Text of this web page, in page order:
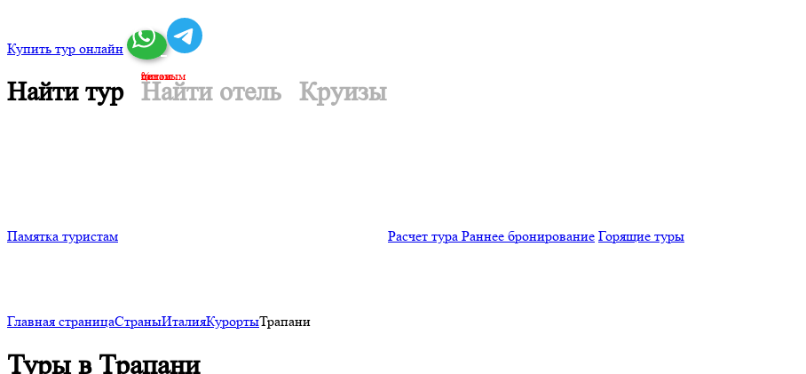
Купить тур онлайн
Найти тур Найти отель
по оптовым ценам. %
Круизы
Памятка туристам Расчет тура Раннее бронирование Горящие туры
Главная страницаСтраныИталияКурортыТрапани
Туры в Трапани